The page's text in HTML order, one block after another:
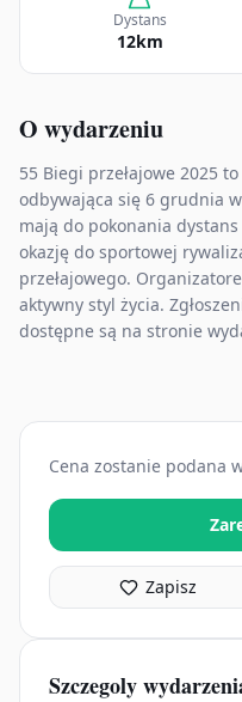
Dystans
12km
O wydarzeniu
55 Biegi przełajowe 2025
odbywająca się 6 grudnia
mają do pokonania
okazję do sportowej
przełajowego.
aktywny styl życia.
dostępne są na stronie
Cena zostanie podana
Zapisz
Szczegoly